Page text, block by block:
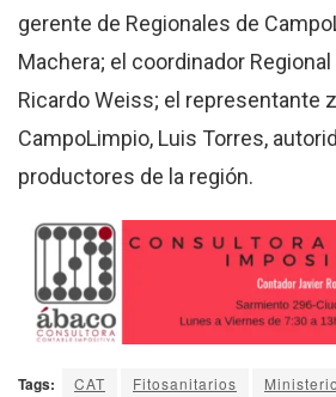
gerente de Regionales de
Machera; el coordinador
Ricardo Weiss; el representante
CampoLimpio, Luis Torres,
productores de la región.
Tags: CAT Fitosanitarios